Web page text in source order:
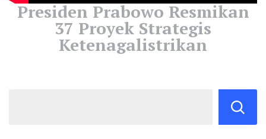
Presiden Prabowo Resmikan
37 Proyek Strategis
Ketenagalistrikan